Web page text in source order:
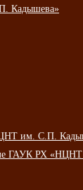
Кадышева»
им. С.П.
ГАУК РХ